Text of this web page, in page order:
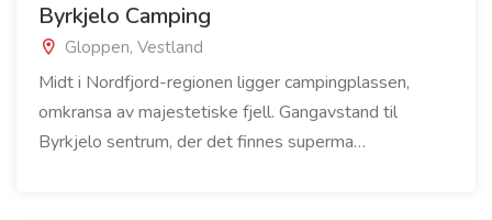
Byrkjelo Camping
Gloppen, Vestland
Midt i Nordfjord-regionen ligger campingplassen,
omkransa av majestetiske fjell. Gangavstand til
Byrkjelo sentrum, der det finnes superma…